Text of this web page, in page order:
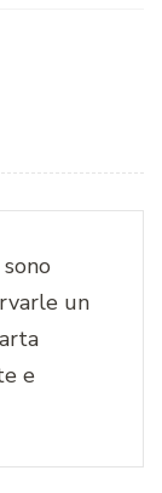
un
e